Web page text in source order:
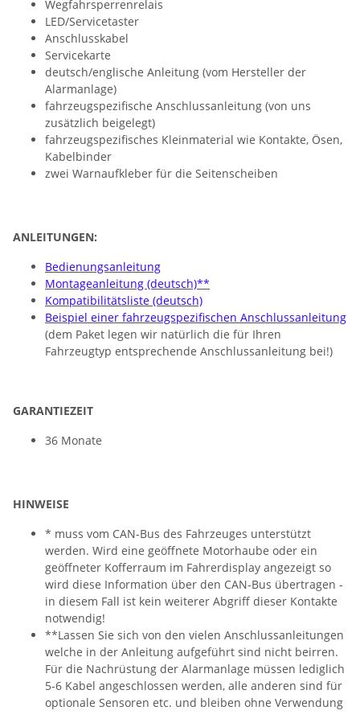
Wegfahrsperrenrelais
LED/Servicetaster
Anschlusskabel
Servicekarte
deutsch/englische Anleitung (vom Hersteller der
Alarmanlage)
fahrzeugspezifische Anschlussanleitung (von uns
zusätzlich beigelegt)
fahrzeugspezifisches Kleinmaterial wie Kontakte, Ösen,
Kabelbinder
zwei Warnaufkleber für die Seitenscheiben
ANLEITUNGEN:
Bedienungsanleitung
Montageanleitung (deutsch)**
Kompatibilitätsliste (deutsch)
Beispiel einer fahrzeugspezifischen Anschlussanleitung
(dem Paket legen wir natürlich die für Ihren
Fahrzeugtyp entsprechende Anschlussanleitung bei!)
GARANTIEZEIT
36 Monate
HINWEISE
* muss vom CAN-Bus des Fahrzeuges unterstützt
werden. Wird eine geöffnete Motorhaube oder ein
geöffneter Kofferraum im Fahrerdisplay angezeigt so
wird diese Information über den CAN-Bus übertragen -
in diesem Fall ist kein weiterer Abgriff dieser Kontakte
notwendig!
**Lassen Sie sich von den vielen Anschlussanleitungen
welche in der Anleitung aufgeführt sind nicht beirren.
Für die Nachrüstung der Alarmanlage müssen lediglich
5-6 Kabel angeschlossen werden, alle anderen sind für
optionale Sensoren etc. und bleiben ohne Verwendung